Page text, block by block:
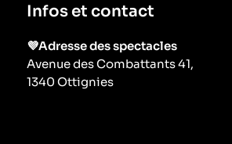
Infos et contact
💜Adresse des spectacles
Avenue des Combattants 41,
1340 Ottignies